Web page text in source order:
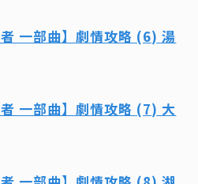
者 一部曲】劇情攻略 (6) 湯
者 一部曲】劇情攻略 (7) 大